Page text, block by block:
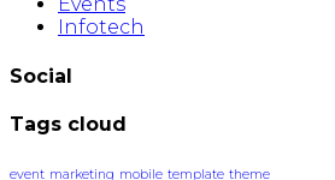
Events
Infotech
Social
Tags cloud
event marketing mobile template theme